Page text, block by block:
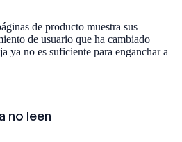
de producto muestra sus
de usuario que ha cambiado
ya no es suficiente para enganchar a
no leen